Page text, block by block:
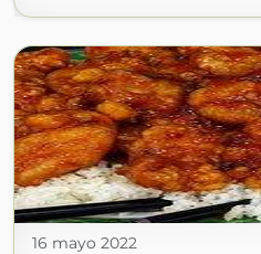
16 mayo 2022